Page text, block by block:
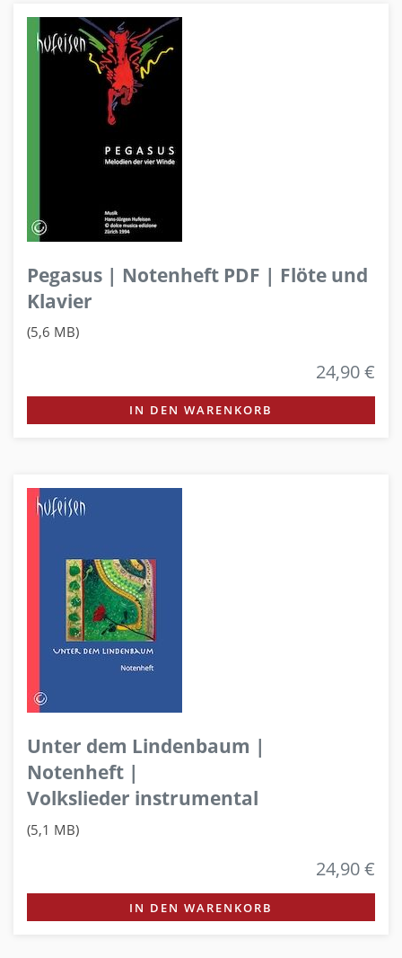
Pegasus | Notenheft PDF | Flöte und
Klavier
(5,6 MB)
24,90 €
IN DEN WARENKORB
Unter dem Lindenbaum |
Notenheft |
Volkslieder instrumental
(5,1 MB)
24,90 €
IN DEN WARENKORB